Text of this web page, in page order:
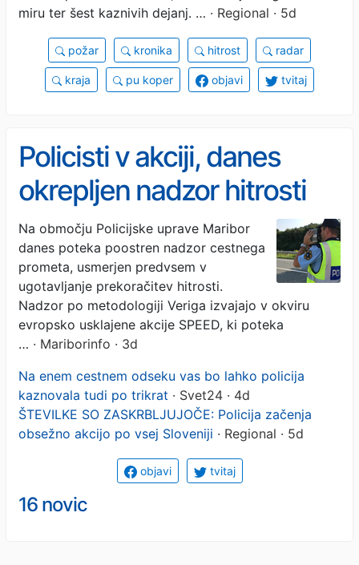
miru ter šest kaznivih dejanj. … · Regional · 5d
požar kronika hitrost radar
kraja pu koper objavi tvitaj
Policisti v akciji, danes
okrepljen nadzor hitrosti
na mariborskih cestah
Na območju Policijske uprave Maribor
danes poteka poostren nadzor cestnega
prometa, usmerjen predvsem v
ugotavljanje prekoračitev hitrosti.
Nadzor po metodologiji Veriga izvajajo v okviru
evropsko usklajene akcije SPEED, ki poteka
… · Mariborinfo · 3d
Na enem cestnem odseku vas bo lahko policija
kaznovala tudi po trikrat · Svet24 · 4d
ŠTEVILKE SO ZASKRBLJUJOČE: Policija začenja
obsežno akcijo po vsej Sloveniji · Regional · 5d
objavi tvitaj
16 novic